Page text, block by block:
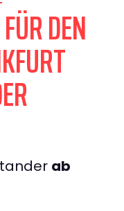
DEN
ab